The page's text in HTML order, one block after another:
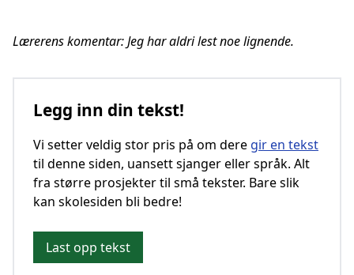
Lærerens komentar: Jeg har aldri lest noe lignende.
Legg inn din tekst!
Vi setter veldig stor pris på om dere gir en tekst
til denne siden, uansett sjanger eller språk. Alt
fra større prosjekter til små tekster. Bare slik
kan skolesiden bli bedre!
Last opp tekst